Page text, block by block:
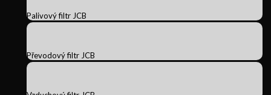
Palivový filtr JCB
Převodový filtr JCB